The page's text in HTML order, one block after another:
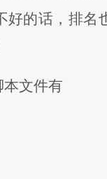
好的话，排名
文件有